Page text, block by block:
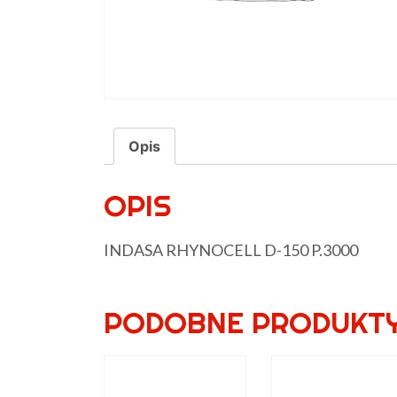
Opis
OPIS
INDASA RHYNOCELL D-150 P.3000
PODOBNE